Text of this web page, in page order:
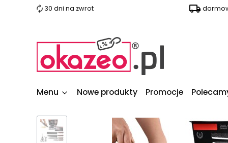
30 dni na zwrot
Menu Nowe produkty Promocje